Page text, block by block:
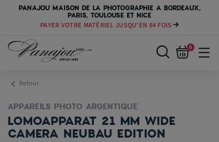
PANAJOU MAISON DE LA PHOTOGRAPHIE A BORDEAUX,
PARIS, TOULOUSE ET NICE
PAYER VOTRE MATÉRIEL JUSQU'EN 84 FOIS
0
chevron_left Retour
APPAREILS PHOTO ARGENTIQUE
LOMOAPPARAT 21 MM WIDE
CAMERA NEUBAU EDITION